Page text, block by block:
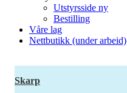
Utstyrsside ny
Bestilling
Våre lag
Nettbutikk (under arbeid)
Skarp